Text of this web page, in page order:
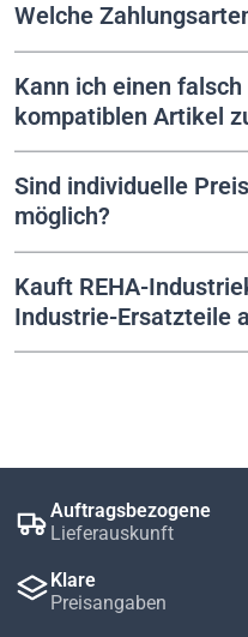
Welche
Kann ich einen
kompatiblen Artikel
Sind individuelle
möglich?
Kauft REHA-
Industrie-Ersatzteile
Auftragsbezogene
Lieferauskunft
Klare
Preisangaben